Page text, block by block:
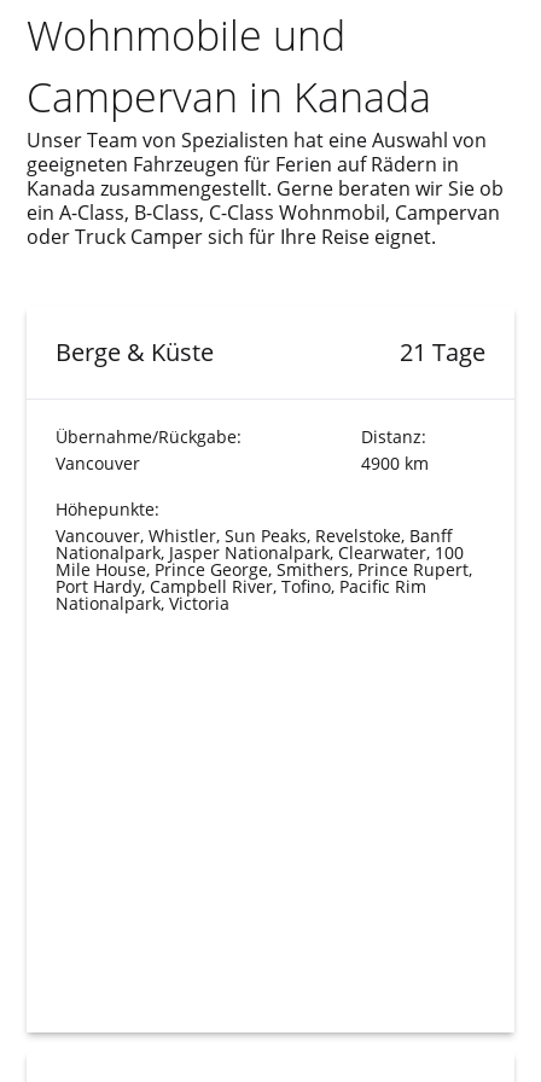
Wohnmobile und
Campervan in Kanada
Unser Team von Spezialisten hat eine Auswahl von
geeigneten Fahrzeugen für Ferien auf Rädern in
Kanada zusammengestellt. Gerne beraten wir Sie ob
ein A-Class, B-Class, C-Class Wohnmobil, Campervan
oder Truck Camper sich für Ihre Reise eignet.
Berge & Küste 21 Tage
Übernahme/Rückgabe:
Vancouver
Distanz:
4900 km
Höhepunkte:
Vancouver, Whistler, Sun Peaks, Revelstoke, Banff
Nationalpark, Jasper Nationalpark, Clearwater, 100
Mile House, Prince George, Smithers, Prince Rupert,
Port Hardy, Campbell River, Tofino, Pacific Rim
Nationalpark, Victoria